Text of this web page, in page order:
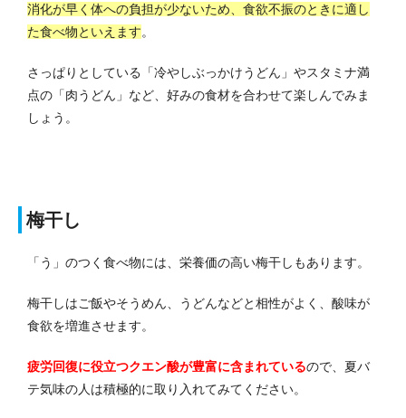
消化が早く体への負担が少ないため、食欲不振のときに適し
た食べ物といえます。
さっぱりとしている「冷やしぶっかけうどん」やスタミナ満
点の「肉うどん」など、好みの食材を合わせて楽しんでみま
しょう。
梅干し
「う」のつく食べ物には、栄養価の高い梅干しもあります。
梅干しはご飯やそうめん、うどんなどと相性がよく、酸味が
食欲を増進させます。
疲労回復に役立つクエン酸が豊富に含まれているので、夏バ
テ気味の人は積極的に取り入れてみてください。